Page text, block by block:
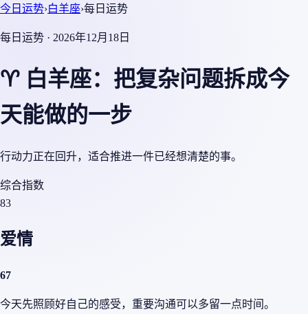
今日运势›白羊座›每日运势
每日运势 · 2026年12月18日
♈ 白羊座：把复杂问题拆成今
天能做的一步
行动力正在回升，适合推进一件已经想清楚的事。
综合指数
83
爱情
67
今天先照顾好自己的感受，重要沟通可以多留一点时间。